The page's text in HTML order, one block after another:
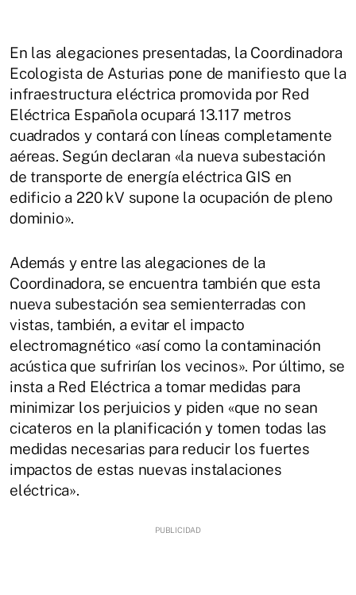
En las alegaciones presentadas, la Coordinadora
Ecologista de Asturias pone de manifiesto que la
infraestructura eléctrica promovida por Red
Eléctrica Española ocupará 13.117 metros
cuadrados y contará con líneas completamente
aéreas. Según declaran «la nueva subestación
de transporte de energía eléctrica GIS en
edificio a 220 kV supone la ocupación de pleno
dominio».
Además y entre las alegaciones de la
Coordinadora, se encuentra también que esta
nueva subestación sea semienterradas con
vistas, también, a evitar el impacto
electromagnético «así como la contaminación
acústica que sufrirían los vecinos». Por último, se
insta a Red Eléctrica a tomar medidas para
minimizar los perjuicios y piden «que no sean
cicateros en la planificación y tomen todas las
medidas necesarias para reducir los fuertes
impactos de estas nuevas instalaciones
eléctrica».